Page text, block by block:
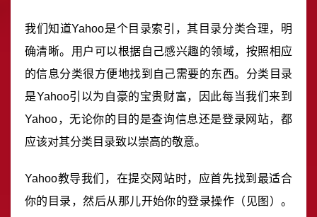
我们知道Yahoo是个目录索引，其目录分类合理，明
确清晰。用户可以根据自己感兴趣的领域，按照相应
的信息分类很方便地找到自己需要的东西。分类目录
是Yahoo引以为自豪的宝贵财富，因此每当我们来到
Yahoo，无论你的目的是查询信息还是登录网站，都
应该对其分类目录致以崇高的敬意。
Yahoo教导我们，在提交网站时，应首先找到最适合
你的目录，然后从那儿开始你的登录操作（见图）。